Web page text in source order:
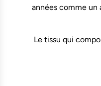
années comme un
Le tissu qui